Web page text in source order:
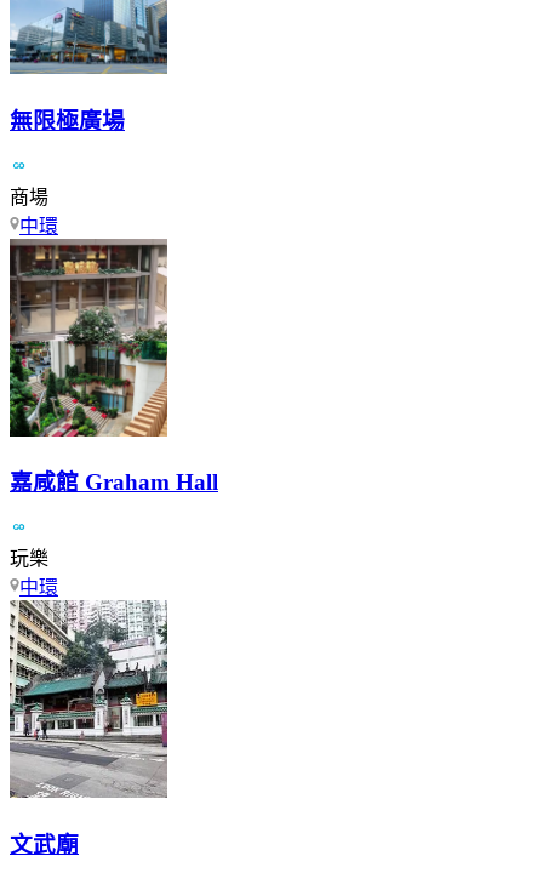
無限極廣場
商場
中環
嘉咸館 Graham Hall
玩樂
中環
文武廟